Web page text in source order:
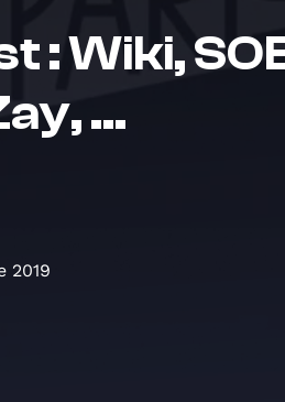
: Wiki,
...
2019